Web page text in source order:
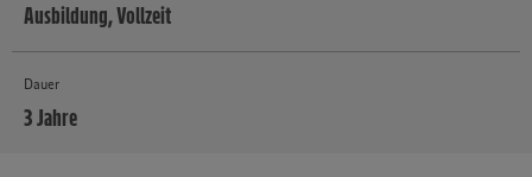
Ausbildung, Vollzeit
Dauer
3 Jahre